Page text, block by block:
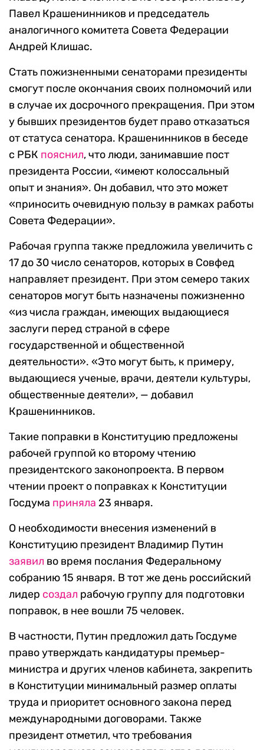
Павел Крашенинников и председатель
аналогичного комитета Совета Федерации
Андрей Клишас.
Стать пожизненными сенаторами президенты
смогут после окончания своих полномочий или
в случае их досрочного прекращения. При этом
у бывших президентов будет право отказаться
от статуса сенатора. Крашенинников в беседе
с РБК пояснил, что люди, занимавшие пост
президента России, «имеют колоссальный
опыт и знания». Он добавил, что это может
«приносить очевидную пользу в рамках работы
Совета Федерации».
Рабочая группа также предложила увеличить с
17 до 30 число сенаторов, которых в Совфед
направляет президент. При этом семеро таких
сенаторов могут быть назначены пожизненно
«из числа граждан, имеющих выдающиеся
заслуги перед страной в сфере
государственной и общественной
деятельности». «Это могут быть, к примеру,
выдающиеся ученые, врачи, деятели культуры,
общественные деятели», — добавил
Крашенинников.
Такие поправки в Конституцию предложены
рабочей группой ко второму чтению
президентского законопроекта. В первом
чтении проект о поправках к Конституции
Госдума приняла 23 января.
О необходимости внесения изменений в
Конституцию президент Владимир Путин
заявил во время послания Федеральному
собранию 15 января. В тот же день российский
лидер создал рабочую группу для подготовки
поправок, в нее вошли 75 человек.
В частности, Путин предложил дать Госдуме
право утверждать кандидатуры премьер-
министра и других членов кабинета, закрепить
в Конституции минимальный размер оплаты
труда и приоритет основного закона перед
международными договорами. Также
президент отметил, что требования